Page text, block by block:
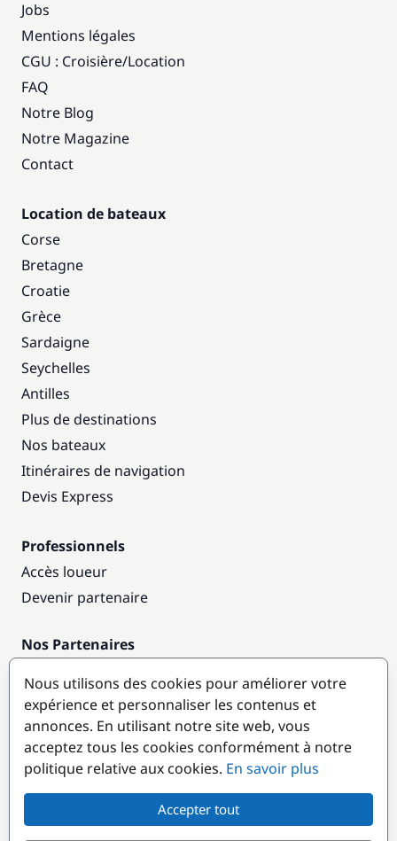
Jobs
Mentions légales
CGU : Croisière/Location
FAQ
Notre Blog
Notre Magazine
Contact
Location de bateaux
Corse
Bretagne
Croatie
Grèce
Sardaigne
Seychelles
Antilles
Plus de destinations
Nos bateaux
Itinéraires de navigation
Devis Express
Professionnels
Accès loueur
Devenir partenaire
Nos Partenaires
Destinations populaires
Nous utilisons des cookies pour améliorer votre
expérience et personnaliser les contenus et
annonces. En utilisant notre site web, vous
acceptez tous les cookies conformément à notre
politique relative aux cookies. En savoir plus
Accepter tout